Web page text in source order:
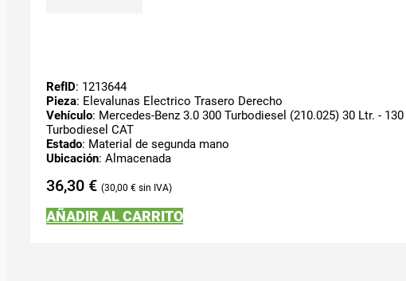
RefID: 1213644
Pieza: Elevalunas Electrico Trasero Derecho
Vehículo: Mercedes-Benz 3.0 300 Turbodiesel (210.025) 30 Ltr. -
Turbodiesel CAT
Estado: Material de segunda mano
Ubicación: Almacenada
36,30 € 30,00 €
AÑADIR AL CARRITO